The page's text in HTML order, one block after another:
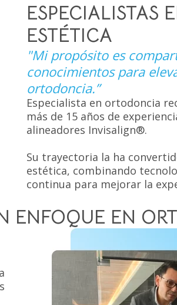
ESPECIALISTAS
ESTÉTICA
"Mi propósito es
conocimientos para
ortodoncia.”
Especialista en ortodoncia
más de 15 años de
alineadores Invisalign®.
Su trayectoria la ha
estética, combinando
continua para mejorar la
ENFOQUE EN